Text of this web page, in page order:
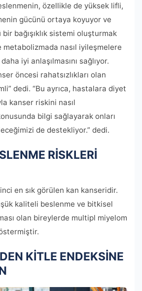
özellikle de yüksek lifli,
gücünü ortaya koyuyor ve
bağışıklık sistemi oluşturmak
metabolizmada nasıl iyileşmelere
iyi anlaşılmasını sağlıyor.
öncesi rahatsızlıkları olan
dedi. “Bu ayrıca, hastalara diyet
kanser riskini nasıl
bilgi sağlayarak onları
de destekliyor.” dedi.
RİSKLERİ
en sık görülen kan kanseridir.
kaliteli beslenme ve bitkisel
olan bireylerde multipl miyelom
KİTLE ENDEKSİNE